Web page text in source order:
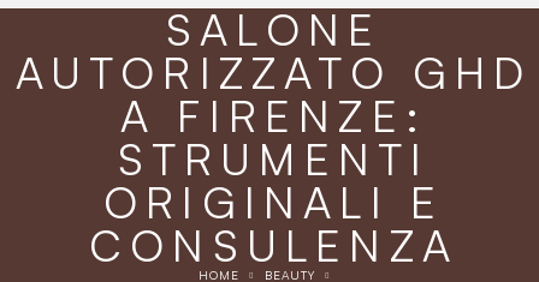
SALONE
AUTORIZZATO GHD
A FIRENZE:
STRUMENTI
ORIGINALI E
CONSULENZA
HOME
BEAUTY